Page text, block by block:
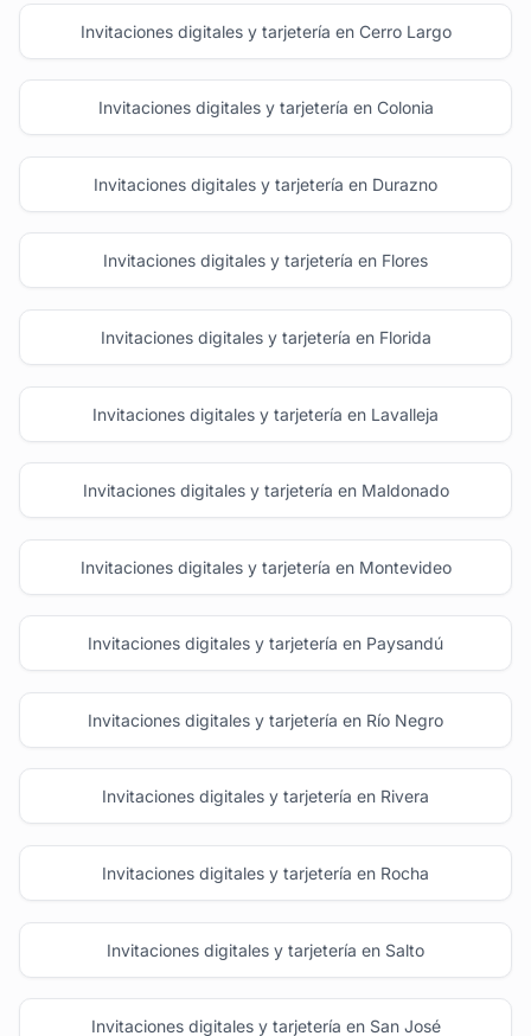
Invitaciones digitales y tarjetería en Cerro Largo
Invitaciones digitales y tarjetería en Colonia
Invitaciones digitales y tarjetería en Durazno
Invitaciones digitales y tarjetería en Flores
Invitaciones digitales y tarjetería en Florida
Invitaciones digitales y tarjetería en Lavalleja
Invitaciones digitales y tarjetería en Maldonado
Invitaciones digitales y tarjetería en Montevideo
Invitaciones digitales y tarjetería en Paysandú
Invitaciones digitales y tarjetería en Río Negro
Invitaciones digitales y tarjetería en Rivera
Invitaciones digitales y tarjetería en Rocha
Invitaciones digitales y tarjetería en Salto
Invitaciones digitales y tarjetería en San José